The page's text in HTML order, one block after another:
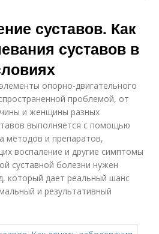
суставов. Как
суставов в
опорно-двигательного
проблемой, от
и женщины разных
выполняется с помощью
методов и препаратов,
воспаление и другие симптомы
суставной болезни нужен
который дает реальный шанс
и результативный